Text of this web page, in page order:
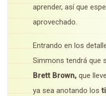
aprender, así que
aprovechado.
Entrando en los
Simmons tendrá que
Brett Brown, que
ya sea anotando los